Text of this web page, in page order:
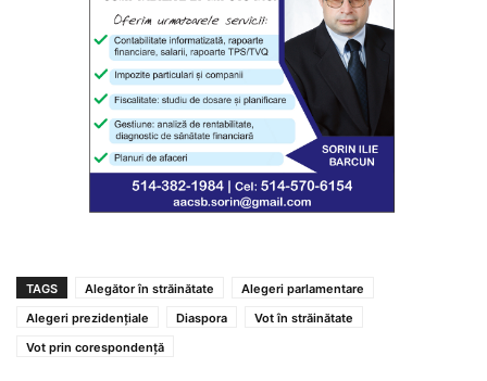
TAGS Alegător în străinătate
Alegeri parlamentare
Alegeri prezidențiale
Diaspora
Vot în străinătate
Vot prin corespondență